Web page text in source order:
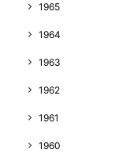
1965
1964
1963
1962
1961
1960